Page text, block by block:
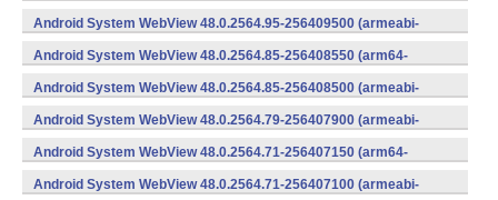
v8a,armeabi-v7a) (Android)
Android System WebView 48.0.2564.95-256409500 (armeabi-
v7a) (Android)
Android System WebView 48.0.2564.85-256408550 (arm64-
v8a,armeabi-v7a) (Android)
Android System WebView 48.0.2564.85-256408500 (armeabi-
v7a) (Android)
Android System WebView 48.0.2564.79-256407900 (armeabi-
v7a) (Android)
Android System WebView 48.0.2564.71-256407150 (arm64-
v8a,armeabi-v7a) (Android)
Android System WebView 48.0.2564.71-256407100 (armeabi-